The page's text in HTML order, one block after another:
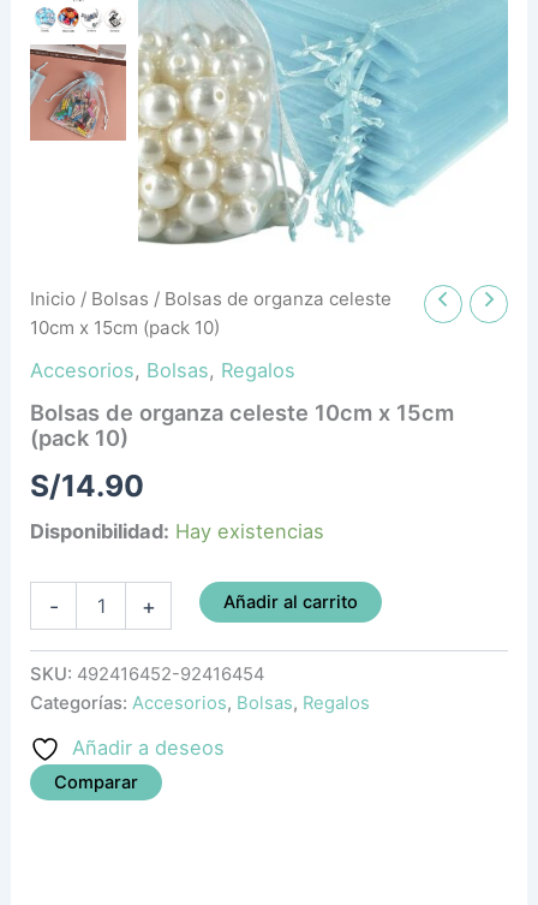
Inicio / Bolsas / Bolsas de organza celeste
10cm x 15cm (pack 10)
Accesorios, Bolsas, Regalos
Bolsas de organza celeste 10cm x 15cm
(pack 10)
S/14.90
Disponibilidad: Hay existencias
-
(pack
10)
cantidad
+ Añadir al carrito
SKU: 492416452-92416454
Categorías:Accesorios, Bolsas, Regalos
Añadir a deseos
Comparar